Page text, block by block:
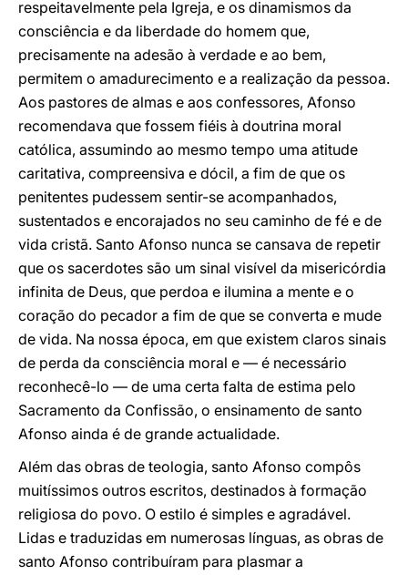
respeitavelmente pela Igreja, e os dinamismos da
consciência e da liberdade do homem que,
precisamente na adesão à verdade e ao bem,
permitem o amadurecimento e a realização da pessoa.
Aos pastores de almas e aos confessores, Afonso
recomendava que fossem fiéis à doutrina moral
católica, assumindo ao mesmo tempo uma atitude
caritativa, compreensiva e dócil, a fim de que os
penitentes pudessem sentir-se acompanhados,
sustentados e encorajados no seu caminho de fé e de
vida cristã. Santo Afonso nunca se cansava de repetir
que os sacerdotes são um sinal visível da misericórdia
infinita de Deus, que perdoa e ilumina a mente e o
coração do pecador a fim de que se converta e mude
de vida. Na nossa época, em que existem claros sinais
de perda da consciência moral e — é necessário
reconhecê-lo — de uma certa falta de estima pelo
Sacramento da Confissão, o ensinamento de santo
Afonso ainda é de grande actualidade.
Além das obras de teologia, santo Afonso compôs
muitíssimos outros escritos, destinados à formação
religiosa do povo. O estilo é simples e agradável.
Lidas e traduzidas em numerosas línguas, as obras de
santo Afonso contribuíram para plasmar a